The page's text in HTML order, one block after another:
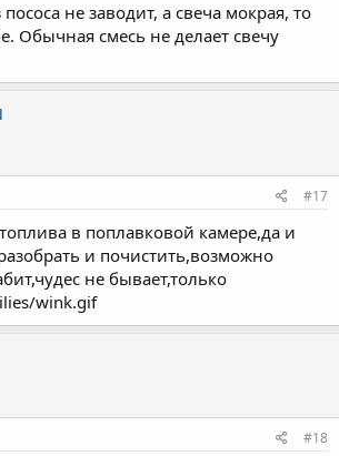
не заводит, а свеча мокрая, то
Обычная смесь не делает свечу
#17
в поплавковой камере,да и
и почистить,возможно
не бывает,только
wink.gif
#18